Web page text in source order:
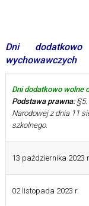
Dni
wychowawczych
Dni dodatkowo wolne
Podstawa prawna: §5.
Narodowej z dnia 11
szkolnego.
13 października 2023
02 listopada 2023